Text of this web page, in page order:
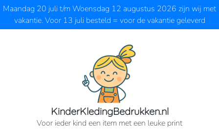
Ga naar de hoofdinhoud
Maandag 20 juli t/m Woensdag 12 augustus 2026 zijn wij met
vakantie. Voor 13 juli besteld = voor de vakantie geleverd
KinderKledingBedrukken.nl
Voor ieder kind een item met een leuke print